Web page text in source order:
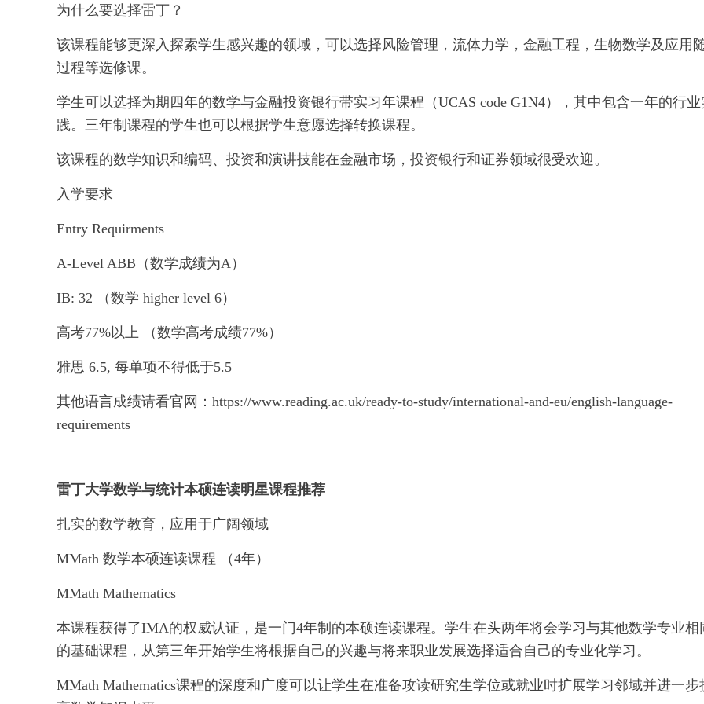
为什么要选择雷丁？
该课程能够更深入探索学生感兴趣的领域，可以选择风险管理，流体力学，金融工程，生物数学及应用
过程等选修课。
学生可以选择为期四年的数学与金融投资银行带实习年课程（UCAS code G1N4），其中包含一年的行业
践。三年制课程的学生也可以根据学生意愿选择转换课程。
该课程的数学知识和编码、投资和演讲技能在金融市场，投资银行和证券领域很受欢迎。
入学要求
Entry Requirments
A-Level ABB（数学成绩为A）
IB: 32 （数学 higher level 6）
高考77%以上 （数学高考成绩77%）
雅思 6.5, 每单项不得低于5.5
其他语言成绩请看官网：https://www.reading.ac.uk/ready-to-study/international-and-eu/english-language-
requirements
雷丁大学数学与统计本硕连读明星课程推荐
扎实的数学教育，应用于广阔领域
MMath 数学本硕连读课程 （4年）
MMath Mathematics
本课程获得了IMA的权威认证，是一门4年制的本硕连读课程。学生在头两年将会学习与其他数学专业相
的基础课程，从第三年开始学生将根据自己的兴趣与将来职业发展选择适合自己的专业化学习。
MMath Mathematics课程的深度和广度可以让学生在准备攻读研究生学位或就业时扩展学习邻域并进一步